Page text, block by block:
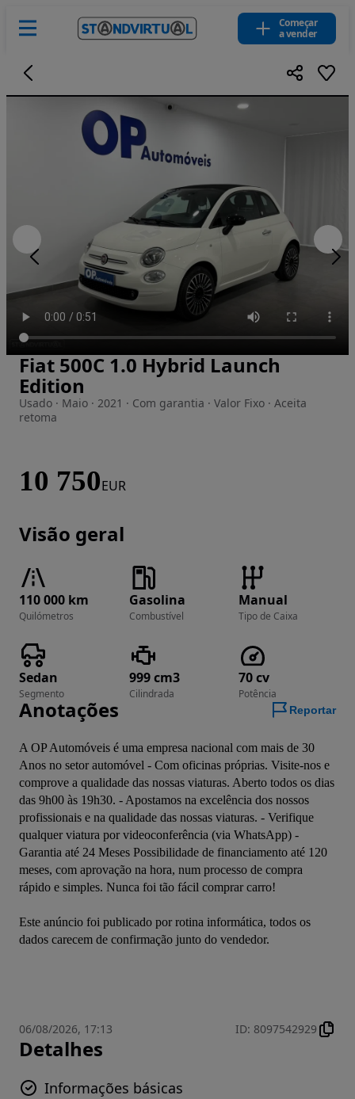
Começar
a vender
Imagem 1 de 14
Fiat 500C 1.0 Hybrid Launch
Edition
Usado · Maio · 2021 · Com garantia · Valor Fixo · Aceita
retoma
10 750EUR
Visão geral
110 000 km
Quilómetros
Gasolina
Combustível
Manual
Tipo de Caixa
Sedan
Segmento
999 cm3
Cilindrada
70 cv
Potência
Anotações Reportar
A OP Automóveis é uma empresa nacional com mais de 30
Anos no setor automóvel - Com oficinas próprias. Visite-nos e
comprove a qualidade das nossas viaturas. Aberto todos os dias
das 9h00 às 19h30. - Apostamos na excelência dos nossos
profissionais e na qualidade das nossas viaturas. - Verifique
qualquer viatura por videoconferência (via WhatsApp) -
Garantia até 24 Meses Possibilidade de financiamento até 120
meses, com aprovação na hora, num processo de compra
Este anúncio foi publicado por rotina informática, todos os
06/08/2026, 17:13 ID: 8097542929
Detalhes
Informações básicas